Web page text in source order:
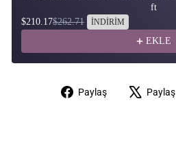
ft
$210.17$262.71 İNDİRİM
EKLE
Paylaş
Facebook'ta
Paylaş